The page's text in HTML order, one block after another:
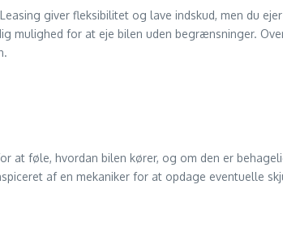
giver fleksibilitet og lave indskud, men du
for at eje bilen uden begrænsninger.
at føle, hvordan bilen kører, og om den er
af en mekaniker for at opdage eventuelle